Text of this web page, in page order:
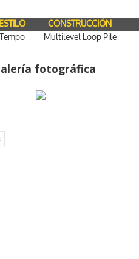
ESTILO CONSTRUCCIÓN
Tempo
Multilevel Loop Pile
fotográfica